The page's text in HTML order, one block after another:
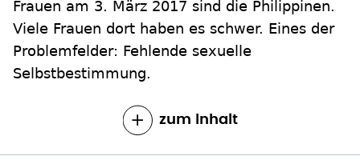
Frauen am 3. März 2017 sind die Philippinen.
Viele Frauen dort haben es schwer. Eines der
Problemfelder: Fehlende sexuelle
Selbstbestimmung.
zum Inhalt